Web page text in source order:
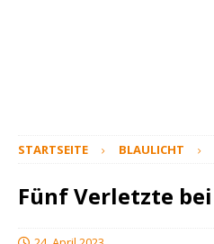
STARTSEITE BLAULICHT
Fünf Verletzte